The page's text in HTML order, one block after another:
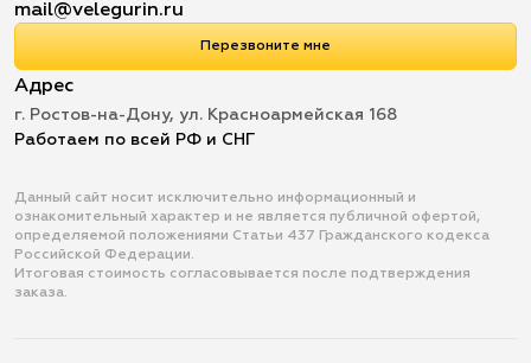
mail@velegurin.ru
Перезвоните мне
Адрес
г. Ростов-на-Дону, ул. Красноармейская 168
Работаем по всей РФ и СНГ
Данный сайт носит исключительно информационный и
ознакомительный характер и не является публичной офертой,
определяемой положениями Статьи 437 Гражданского кодекса
Российской Федерации.
Итоговая стоимость согласовывается после подтверждения
заказа.